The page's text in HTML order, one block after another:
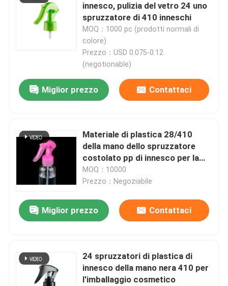
innesco, pulizia del vetro 24 uno
spruzzatore di 410 inneschi
MOQ：1000 pc (prodotti normali di
colore)
Prezzo：USD 0.075-0.12
(negotionable)
Miglior prezzo Contattaci
Materiale di plastica 28/410
della mano dello spruzzatore
costolato pp di innesco per la
famiglia
MOQ：10000
Prezzo：Negoziabile
Miglior prezzo Contattaci
24 spruzzatori di plastica di
innesco della mano nera 410 per
l'imballaggio cosmetico